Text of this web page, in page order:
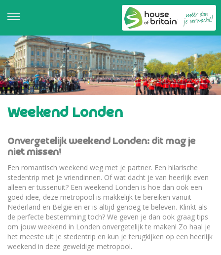
Weekend Londen
Onvergetelijk weekend Londen: dit mag je
niet missen!
Een romantisch weekend weg met je partner. Een hilarische
stedentrip met je vriendinnen. Of wat dacht je van heerlijk even
alleen er tussenuit? Een weekend Londen is hoe dan ook een
goed idee, deze metropool is makkelijk te bereiken vanuit
Nederland en België en er is altijd genoeg te beleven. Klinkt als
de perfecte bestemming toch? We geven je dan ook graag tips
om jouw weekend in Londen onvergetelijk te maken! Zo haal je
het meeste uit je stedentrip en kun je terugkijken op een heerlijk
weekend in deze geweldige metropool.